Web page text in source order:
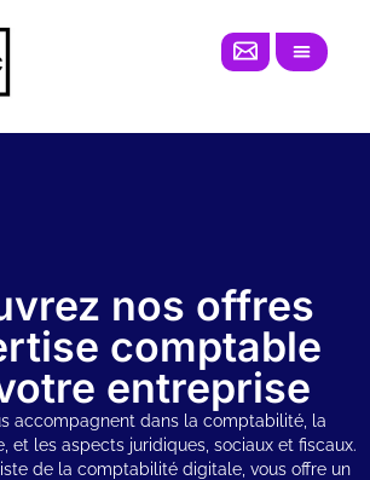
nos offres
comptable
entreprise
accompagnent dans la comptabilité, la
et les aspects juridiques, sociaux et fiscaux.
de la comptabilité digitale, vous offre un